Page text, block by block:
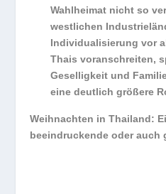
Wahlheimat nicht so
westlichen
Individualisierung vor
Thais voranschreiten,
Geselligkeit und
eine deutlich größere
Weihnachten in Thailand:
beeindruckende oder auch